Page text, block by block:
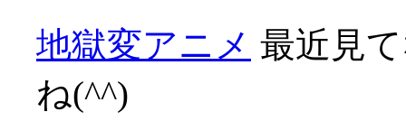
地獄変アニメ 最近見
ね(^^)